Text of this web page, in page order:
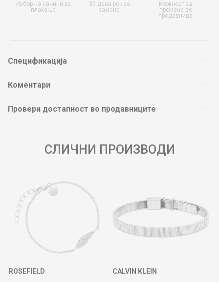
Избор на начини за
плаќање
30 дена рок за
замена
Можност за
промена во
продавница
Спецификација
Коментари
Провери достапност во продавниците
СЛИЧНИ ПРОИЗВОДИ
ROSEFIELD CALVIN KLEIN